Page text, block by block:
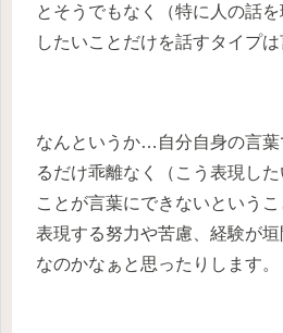
とそうでもなく（特に人の話
したいことだけを話すタイプは
なんというか…自分自身の言葉
るだけ乖離なく（こう表現し
ことが言葉にできないというこ
表現する努力や苦慮、経験が
なのかなぁと思ったりします。